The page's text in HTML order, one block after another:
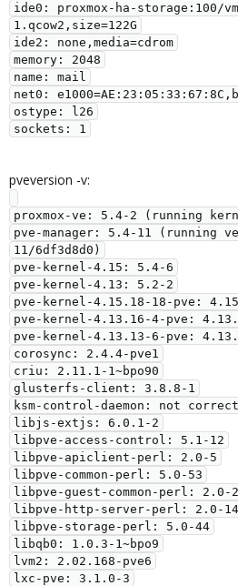
ide0: proxmox-ha-storage:100/
1.qcow2,size=122G
ide2: none,media=cdrom
memory: 2048
name: mail
net0:
ostype: l26
pveversion -v:
proxmox-ve: 5.4-2 (running
pve-manager: 5.4-11 (running
11/6df3d8d0)
pve-kernel-4.15: 5.4-6
pve-kernel-4.13: 5.2-2
pve-kernel-4.15.18-18-pve:
pve-kernel-4.13.16-4-pve:
pve-kernel-4.13.13-6-pve:
corosync: 2.4.4-pve1
criu: 2.11.1-1~bpo90
glusterfs-client: 3.8.8-1
ksm-control-daemon: not
libjs-extjs: 6.0.1-2
libpve-access-control: 5.1-12
libpve-apiclient-perl: 2.0-5
libpve-common-perl: 5.0-53
libpve-guest-common-perl: 2.0-
libpve-http-server-perl: 2.0-14
libpve-storage-perl: 5.0-44
libqb0: 1.0.3-1~bpo9
lvm2: 2.02.168-pve6
lxc-pve: 3.1.0-3